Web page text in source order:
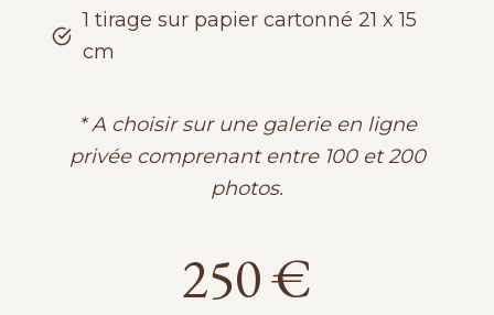
1 tirage sur papier cartonné 21 x 15
cm
* A choisir sur une galerie en ligne
privée comprenant entre 100 et 200
photos.
250 €